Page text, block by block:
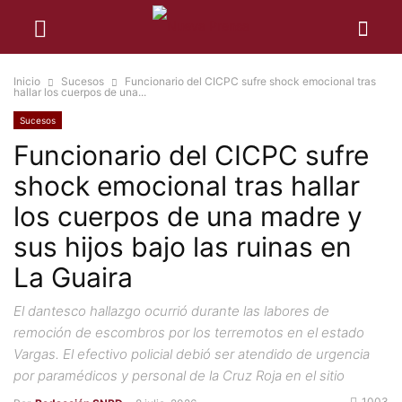
Inicio Sucesos
Funcionario del CICPC sufre shock emocional tras
hallar los cuerpos de una...
Sucesos
Funcionario del CICPC sufre
shock emocional tras hallar
los cuerpos de una madre y
sus hijos bajo las ruinas en
La Guaira
El dantesco hallazgo ocurrió durante las labores de
remoción de escombros por los terremotos en el estado
Vargas. El efectivo policial debió ser atendido de urgencia
por paramédicos y personal de la Cruz Roja en el sitio